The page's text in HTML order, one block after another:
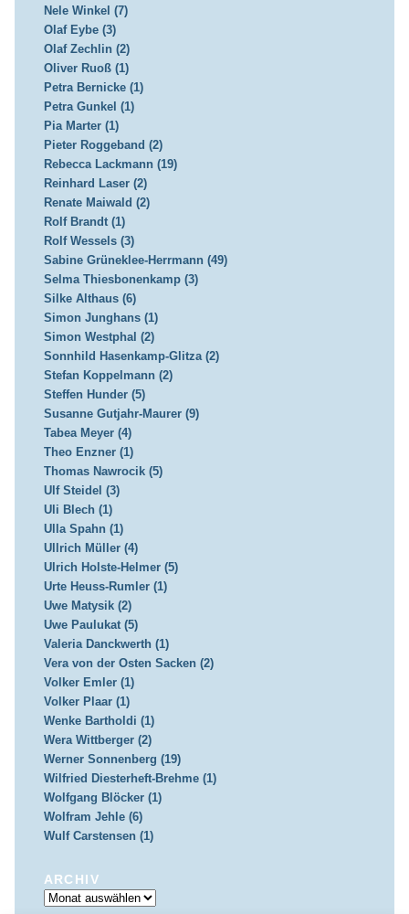
Nele Winkel (7)
Olaf Eybe (3)
Olaf Zechlin (2)
Oliver Ruoß (1)
Petra Bernicke (1)
Petra Gunkel (1)
Pia Marter (1)
Pieter Roggeband (2)
Rebecca Lackmann (19)
Reinhard Laser (2)
Renate Maiwald (2)
Rolf Brandt (1)
Rolf Wessels (3)
Sabine Grüneklee-Herrmann (49)
Selma Thiesbonenkamp (3)
Silke Althaus (6)
Simon Junghans (1)
Simon Westphal (2)
Sonnhild Hasenkamp-Glitza (2)
Stefan Koppelmann (2)
Steffen Hunder (5)
Susanne Gutjahr-Maurer (9)
Tabea Meyer (4)
Theo Enzner (1)
Thomas Nawrocik (5)
Ulf Steidel (3)
Uli Blech (1)
Ulla Spahn (1)
Ullrich Müller (4)
Ulrich Holste-Helmer (5)
Urte Heuss-Rumler (1)
Uwe Matysik (2)
Uwe Paulukat (5)
Valeria Danckwerth (1)
Vera von der Osten Sacken (2)
Volker Emler (1)
Volker Plaar (1)
Wenke Bartholdi (1)
Wera Wittberger (2)
Werner Sonnenberg (19)
Wilfried Diesterheft-Brehme (1)
Wolfgang Blöcker (1)
Wolfram Jehle (6)
Wulf Carstensen (1)
ARCHIV
Archiv